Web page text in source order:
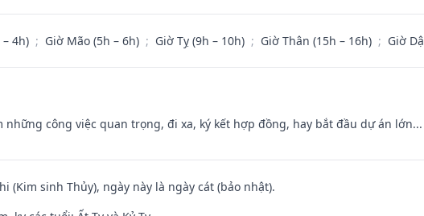
4h) ; Giờ Mão (5h – 6h) ; Giờ Tỵ (9h – 10h) ; Giờ Thân (15h – 16h) ; Giờ
những công việc quan trọng, đi xa, ký kết hợp đồng, hay bắt đầu dự án lớn...
(Kim sinh Thủy), ngày này là ngày cát (bảo nhật).